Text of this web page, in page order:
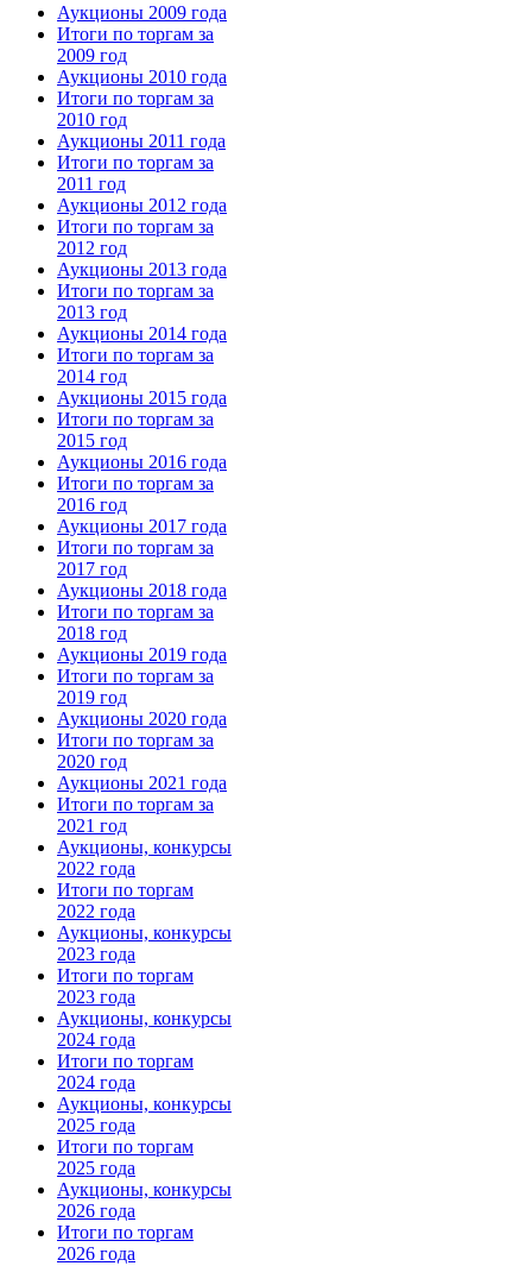
Аукционы 2009 года
Итоги по торгам за
2009 год
Аукционы 2010 года
Итоги по торгам за
2010 год
Аукционы 2011 года
Итоги по торгам за
2011 год
Аукционы 2012 года
Итоги по торгам за
2012 год
Аукционы 2013 года
Итоги по торгам за
2013 год
Аукционы 2014 года
Итоги по торгам за
2014 год
Аукционы 2015 года
Итоги по торгам за
2015 год
Аукционы 2016 года
Итоги по торгам за
2016 год
Аукционы 2017 года
Итоги по торгам за
2017 год
Аукционы 2018 года
Итоги по торгам за
2018 год
Аукционы 2019 года
Итоги по торгам за
2019 год
Аукционы 2020 года
Итоги по торгам за
2020 год
Аукционы 2021 года
Итоги по торгам за
2021 год
Аукционы, конкурсы
2022 года
Итоги по торгам
2022 года
Аукционы, конкурсы
2023 года
Итоги по торгам
2023 года
Аукционы, конкурсы
2024 года
Итоги по торгам
2024 года
Аукционы, конкурсы
2025 года
Итоги по торгам
2025 года
Аукционы, конкурсы
2026 года
Итоги по торгам
2026 года